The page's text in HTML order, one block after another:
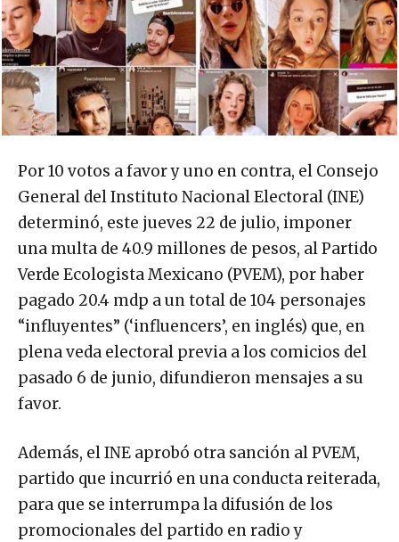
Por 10 votos a favor y uno en contra, el Consejo
General del Instituto Nacional Electoral (INE)
determinó, este jueves 22 de julio, imponer
una multa de 40.9 millones de pesos, al Partido
Verde Ecologista Mexicano (PVEM), por haber
pagado 20.4 mdp a un total de 104 personajes
“influyentes” (‘influencers’, en inglés) que, en
plena veda electoral previa a los comicios del
pasado 6 de junio, difundieron mensajes a su
favor.
Además, el INE aprobó otra sanción al PVEM,
partido que incurrió en una conducta reiterada,
para que se interrumpa la difusión de los
promocionales del partido en radio y